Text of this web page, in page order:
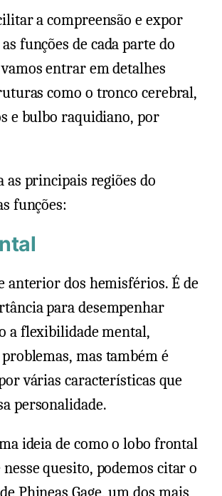
a compreensão e expor
funções de cada parte do
entrar em detalhes
como o tronco cerebral,
e bulbo raquidiano, por
as principais regiões do
funções:
anterior dos hemisférios. É de
para desempenhar
a flexibilidade mental,
mas também é
várias características que
personalidade.
ideia de como o lobo frontal
quesito, podemos citar o